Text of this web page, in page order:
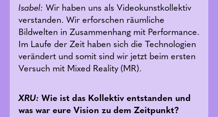
Isabel: Wir haben uns als Videokunstkollektiv
verstanden. Wir erforschen räumliche
Bildwelten in Zusammenhang mit Performance.
Im Laufe der Zeit haben sich die Technologien
verändert und somit sind wir jetzt beim ersten
Versuch mit Mixed Reality (MR).
XRU: Wie ist das Kollektiv entstanden und
was war eure Vision zu dem Zeitpunkt?